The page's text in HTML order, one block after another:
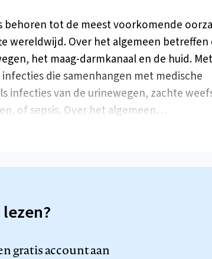
behoren tot de meest voorkomende
wereldwijd. Over het algemeen betreffen
het maag-darmkanaal en de huid.
die samenhangen met medische
infecties van de urinewegen, zachte
of sepsis. Over het algemeen…
gratis account aan